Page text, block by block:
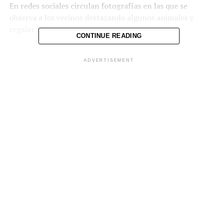
En redes sociales circulan fotografías en las que se
observa a los vecinos destazando algunos animales y
regalar la carne.
CONTINUE READING
ADVERTISEMENT